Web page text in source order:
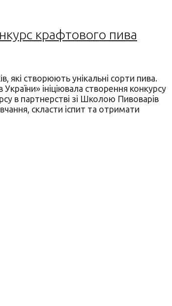
крафтового пива
які створюють унікальні сорти пива.
ініціювала створення конкурсу
в партнерстві зі Школою Пивоварів
скласти іспит та отримати